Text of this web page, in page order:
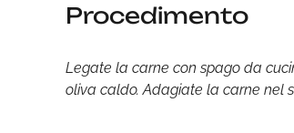
Procedimento
Legate la carne con spago da
oliva caldo. Adagiate la carne nel